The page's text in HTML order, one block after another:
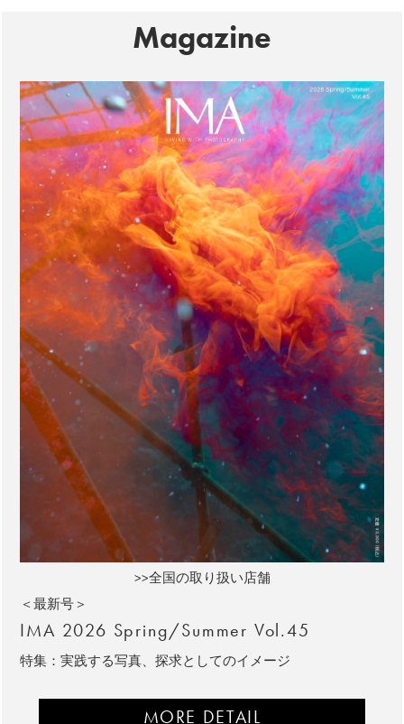
Magazine
>>全国の取り扱い店舗
＜最新号＞
IMA 2026 Spring/Summer Vol.45
特集：実践する写真、探求としてのイメージ
MORE DETAIL